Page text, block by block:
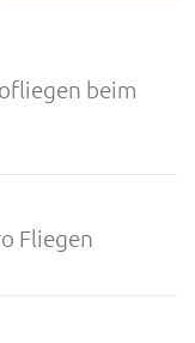
beim
Fliegen